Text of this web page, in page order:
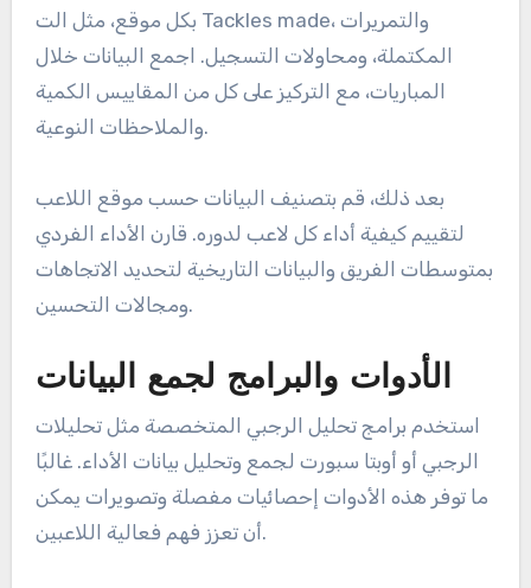
بكل موقع، مثل الت Tackles made، والتمريرات
المكتملة، ومحاولات التسجيل. اجمع البيانات خلال
المباريات، مع التركيز على كل من المقاييس الكمية
والملاحظات النوعية.
بعد ذلك، قم بتصنيف البيانات حسب موقع اللاعب
لتقييم كيفية أداء كل لاعب لدوره. قارن الأداء الفردي
بمتوسطات الفريق والبيانات التاريخية لتحديد الاتجاهات
ومجالات التحسين.
الأدوات والبرامج لجمع البيانات
استخدم برامج تحليل الرجبي المتخصصة مثل تحليلات
الرجبي أو أوبتا سبورت لجمع وتحليل بيانات الأداء. غالبًا
ما توفر هذه الأدوات إحصائيات مفصلة وتصويرات يمكن
أن تعزز فهم فعالية اللاعبين.